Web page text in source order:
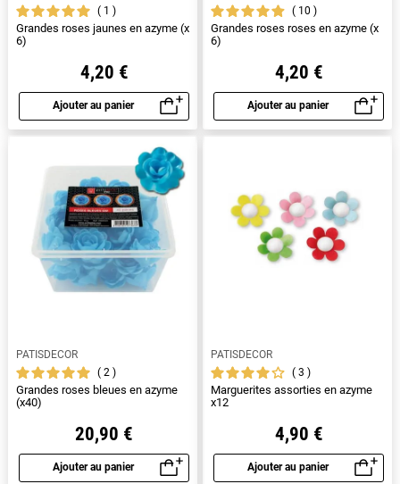
1
Grandes roses jaunes en azyme (x
6)
4,20 €
Ajouter au panier
Aperçu rapide
10
Grandes roses roses en azyme (x
6)
4,20 €
Ajouter au panier
Aperçu rapide
PATISDECOR
2
Grandes roses bleues en azyme
(x40)
20,90 €
Ajouter au panier
Aperçu rapide
PATISDECOR
3
Marguerites assorties en azyme
x12
4,90 €
Ajouter au panier
Aperçu rapide